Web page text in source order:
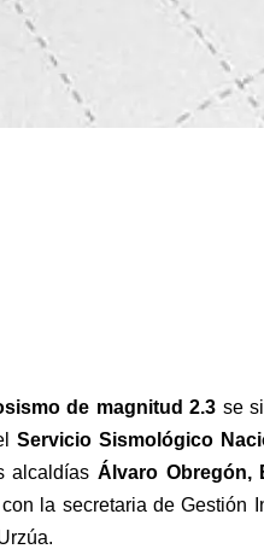
de magnitud 2.3 se
Servicio Sismológico
alcaldías Álvaro Obregón,
la secretaria de Gestión